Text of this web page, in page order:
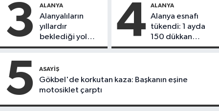
3 ALANYA
Alanyalıların
yıllardır
beklediği yol
askıdan döndü
4 ALANYA
Alanya esnafı
tükendi: 1 ayda
150 dükkan
kapandı
5 ASAYIŞ
Gökbel'de korkutan kaza: Başkanın eşine
motosiklet çarptı